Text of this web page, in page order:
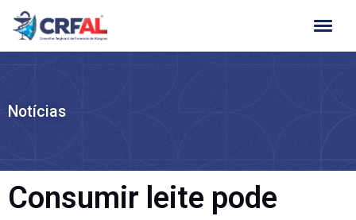
Ir
para
Notícias
Consumir leite pode